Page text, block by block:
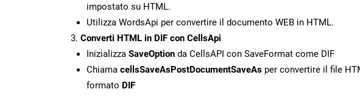
impostato su HTML.
Utilizza WordsApi per convertire il documento WEB in HTML.
Converti HTML in DIF con CellsApi
Inizializza SaveOption da CellsAPI con SaveFormat come DIF
Chiama cellsSaveAsPostDocumentSaveAs per convertire il file
formato DIF